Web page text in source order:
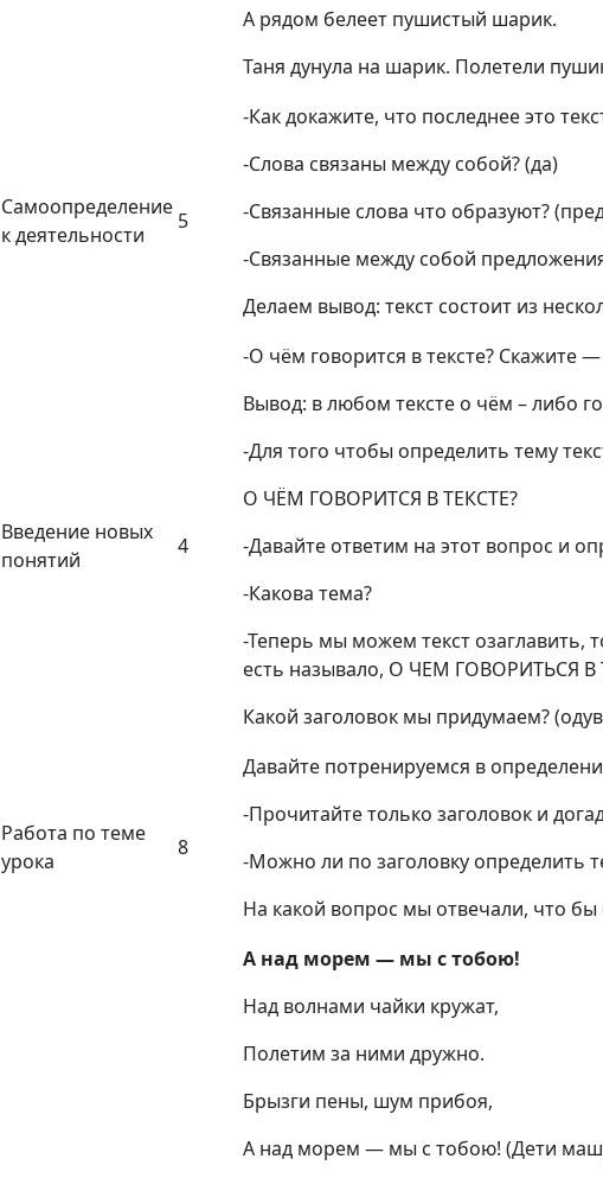
А рядом белеет пушистый шарик.
Таня дунула на шарик. Полетели
Самоопределение
к деятельности
5
-Как докажите, что последнее это
-Слова связаны между собой? (да)
-Связанные слова что образуют?
-Связанные между собой
Делаем вывод: текст состоит из
Введение новых
понятий
4
-О чём говорится в тексте? Скажите
Вывод: в любом тексте о чём – либо
-Для того чтобы определить тему
О ЧЁМ ГОВОРИТСЯ В ТЕКСТЕ?
-Давайте ответим на этот вопрос и
-Какова тема?
-Теперь мы можем текст озаглавить,
есть называло, О ЧЕМ ГОВОРИТЬСЯ В
Какой заголовок мы придумаем?
Работа по теме
урока
8
Давайте потренируемся в
-Прочитайте только заголовок и
-Можно ли по заголовку определить
На какой вопрос мы отвечали, что бы
А над морем — мы с тобою!
Над волнами чайки кружат,
Полетим за ними дружно.
Брызги пены, шум прибоя,
А над морем — мы с тобою! (Дети